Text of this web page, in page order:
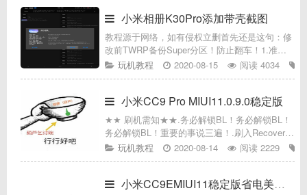
小米相册K30Pro添加带壳截图
教程源于网络，如有侵权立删首先还是这句：修
改前TWRP备份Super分区！防止翻车！1.准备
小米相册(2.2.16.17)和MT管理器2.02.MT管理器
打开小米相册->点击查看3.选择classes
玩机教程 2020-08-15 阅读 4034
小米CC9 Pro MIUI11.0.9.0稳定版
★★ 刷机需知★★.务必解锁BL！务必解锁BL！
务必解锁BL！重要的事说三遍！.刷入Recovery
后读取内置储存需要先进行格式化data分区(清
除-格式化DATA分区-输入yes-确定).然后再重启
玩机教程 2020-08-14 阅读 2229
小米CC9EMIUI11稳定版省电美化无限迅雷